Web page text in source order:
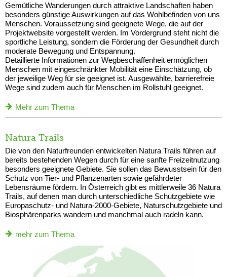
Gemütliche Wanderungen durch attraktive Landschaften haben
besonders günstige Auswirkungen auf das Wohlbefinden von uns
Menschen. Voraussetzung sind geeignete Wege, die auf der
Projektwebsite vorgestellt werden. Im Vordergrund steht nicht die
sportliche Leistung, sondern die Förderung der Gesundheit durch
moderate Bewegung und Entspannung.
Detaillierte Informationen zur Wegbeschaffenheit ermöglichen
Menschen mit eingeschränkter Mobilität eine Einschätzung, ob
der jeweilige Weg für sie geeignet ist. Ausgewählte, barrierefreie
Wege sind zudem auch für Menschen im Rollstuhl geeignet.
Mehr zum Thema
Natura Trails
Die von den Naturfreunden entwickelten Natura Trails führen auf
bereits bestehenden Wegen durch für eine sanfte Freizeitnutzung
besonders geeignete Gebiete. Sie sollen das Bewusstsein für den
Schutz von Tier- und Pflanzenarten sowie gefährdeter
Lebensräume fördern. In Österreich gibt es mittlerweile 36 Natura
Trails, auf denen man durch unterschiedliche Schutzgebiete wie
Europaschutz- und Natura-2000-Gebiete, Naturschutzgebiete und
Biosphärenparks wandern und manchmal auch radeln kann.
mehr zum Thema